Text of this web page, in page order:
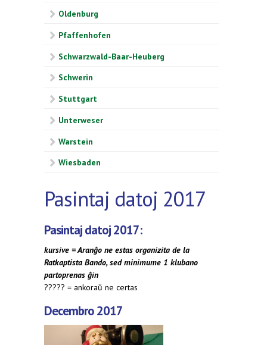
Oldenburg
Pfaffenhofen
Schwarzwald-Baar-Heuberg
Schwerin
Stuttgart
Unterweser
Warstein
Wiesbaden
Pasintaj datoj 2017
Pasintaj datoj 2017:
kursive =Aranĝo ne estas organizita de la
Ratkaptista Bando, sed minimume 1 klubano
partoprenas ĝin
????? = ankoraŭ ne certas
Decembro 2017